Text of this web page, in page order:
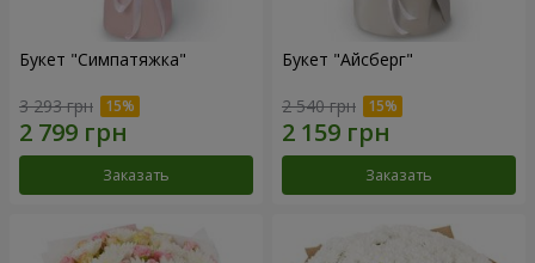
Букет "Симпатяжка"
3 293 грн
Заказать
Букет "Айсберг"
2 540 грн
Заказать